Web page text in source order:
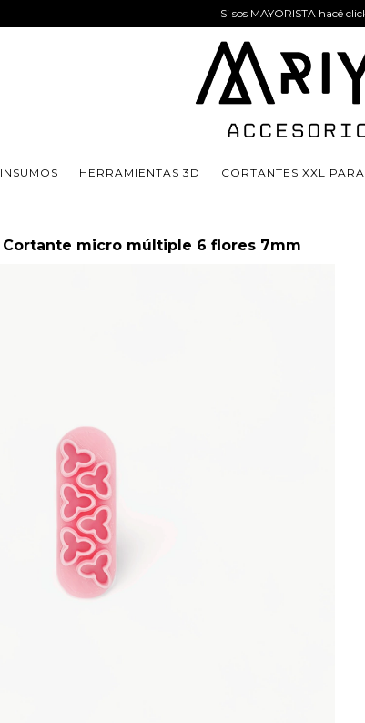
Si sos MAYORISTA hacé
INSUMOS HERRAMIENTAS 3D CORTANTES XXL
Cortante micro múltiple 6 flores 7mm